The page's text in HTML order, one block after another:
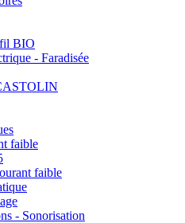
BIO
- Faradisée
faible
faible
- Sonorisation